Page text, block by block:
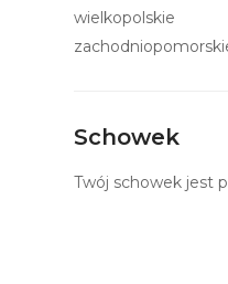
wielkopolskie
Schowek
Twój schowek jest